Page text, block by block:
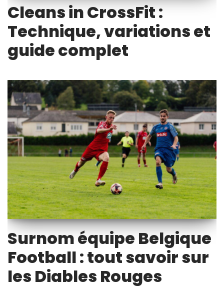
Cleans in CrossFit :
Technique, variations et
guide complet
Surnom équipe Belgique
Football : tout savoir sur
les Diables Rouges